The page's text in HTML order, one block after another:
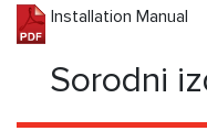
Installation Manual
Sorodni